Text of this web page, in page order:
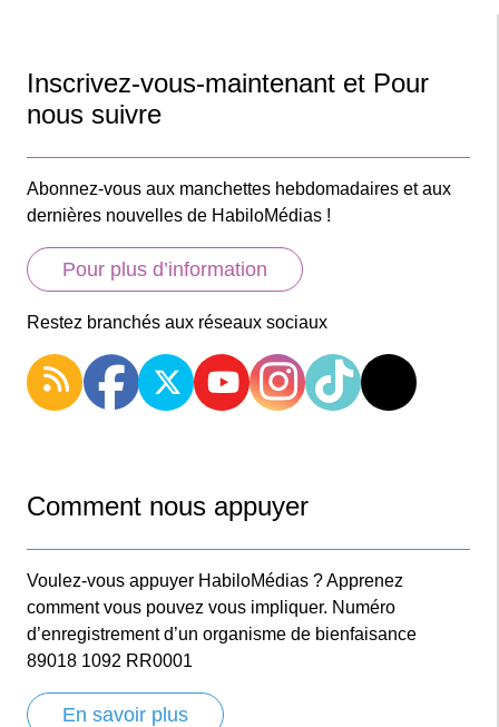
Inscrivez-vous-maintenant et Pour
nous suivre
Abonnez-vous aux manchettes hebdomadaires et aux
dernières nouvelles de HabiloMédias !
Pour plus d’information
Restez branchés aux réseaux sociaux
Comment nous appuyer
Voulez-vous appuyer HabiloMédias ? Apprenez
comment vous pouvez vous impliquer. Numéro
d’enregistrement d’un organisme de bienfaisance
89018 1092 RR0001
En savoir plus